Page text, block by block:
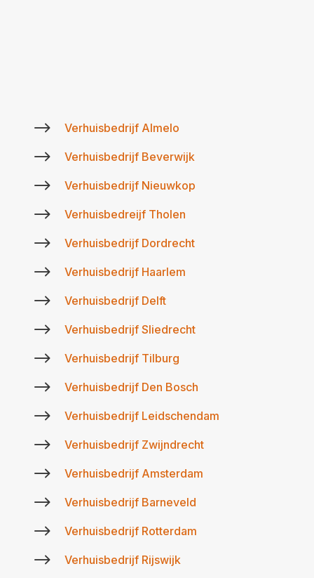
$ Verhuisbedrijf Almelo
$ Verhuisbedrijf Beverwijk
$ Verhuisbedrijf Nieuwkop
$ Verhuisbedreijf Tholen
$ Verhuisbedrijf Dordrecht
$ Verhuisbedrijf Haarlem
$ Verhuisbedrijf Delft
$ Verhuisbedrijf Sliedrecht
$ Verhuisbedrijf Tilburg
$ Verhuisbedrijf Den Bosch
$ Verhuisbedrijf Leidschendam
$ Verhuisbedrijf Zwijndrecht
$ Verhuisbedrijf Amsterdam
$ Verhuisbedrijf Barneveld
$ Verhuisbedrijf Rotterdam
$ Verhuisbedrijf Rijswijk